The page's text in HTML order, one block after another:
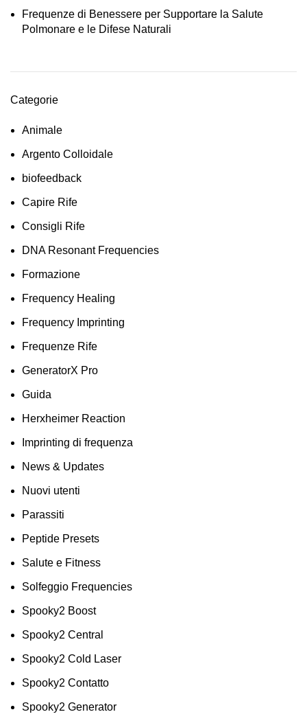
Frequenze di Benessere per Supportare la Salute
Polmonare e le Difese Naturali
Categorie
Animale
Argento Colloidale
biofeedback
Capire Rife
Consigli Rife
DNA Resonant Frequencies
Formazione
Frequency Healing
Frequency Imprinting
Frequenze Rife
GeneratorX Pro
Guida
Herxheimer Reaction
Imprinting di frequenza
News & Updates
Nuovi utenti
Parassiti
Peptide Presets
Salute e Fitness
Solfeggio Frequencies
Spooky2 Boost
Spooky2 Central
Spooky2 Cold Laser
Spooky2 Contatto
Spooky2 Generator